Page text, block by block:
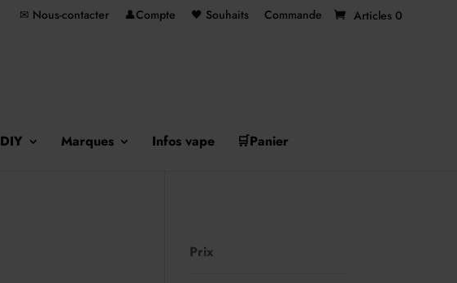
✉ Nous-contacter 👤Compte 🖤 Souhaits Commande Articles 0
DIY Marques Infos vape 🛒Panier
Prix